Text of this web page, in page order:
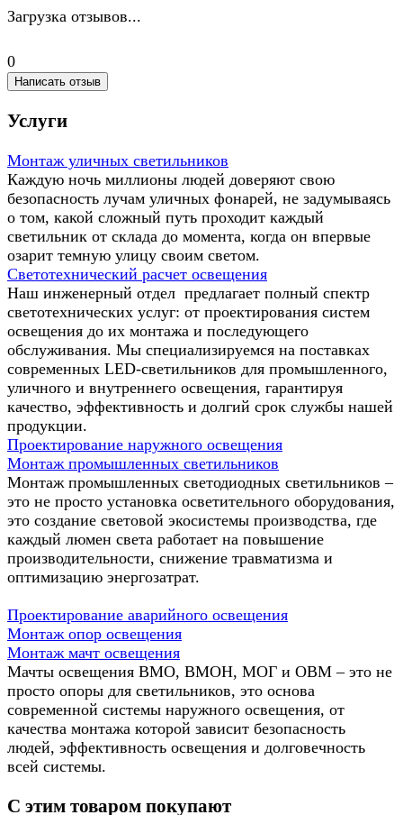
Загрузка отзывов...
0
Написать отзыв
Услуги
Монтаж уличных светильников
Каждую ночь миллионы людей доверяют свою
безопасность лучам уличных фонарей, не задумываясь
о том, какой сложный путь проходит каждый
светильник от склада до момента, когда он впервые
озарит темную улицу своим светом.
Светотехнический расчет освещения
Наш инженерный отдел предлагает полный спектр
светотехнических услуг: от проектирования систем
освещения до их монтажа и последующего
обслуживания. Мы специализируемся на поставках
современных LED-светильников для промышленного,
уличного и внутреннего освещения, гарантируя
качество, эффективность и долгий срок службы нашей
продукции.
Проектирование наружного освещения
Монтаж промышленных светильников
Монтаж промышленных светодиодных светильников –
это не просто установка осветительного оборудования,
это создание световой экосистемы производства, где
каждый люмен света работает на повышение
производительности, снижение травматизма и
оптимизацию энергозатрат.
Проектирование аварийного освещения
Монтаж опор освещения
Монтаж мачт освещения
Мачты освещения ВМО, ВМОН, МОГ и ОВМ – это не
просто опоры для светильников, это основа
современной системы наружного освещения, от
качества монтажа которой зависит безопасность
людей, эффективность освещения и долговечность
всей системы.
С этим товаром покупают